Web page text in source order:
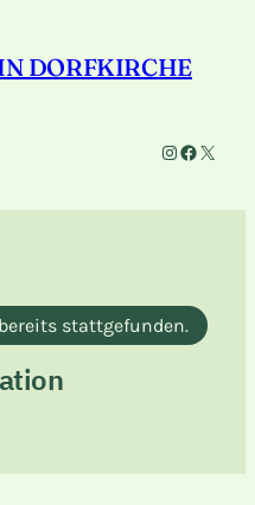
DORFKIRCHE
Instagram
X
stattgefunden.